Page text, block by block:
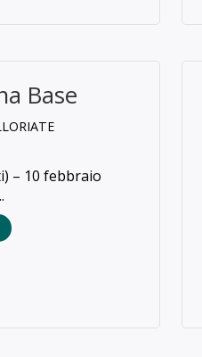
Base
– 10 febbraio